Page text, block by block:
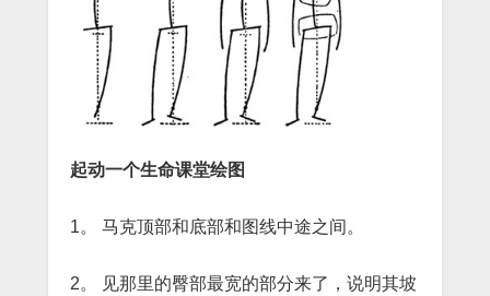
起动一个生命课堂绘图
1。 马克顶部和底部和图线中途之间。
2。
见那里的臀部最宽的部分来了，说明其坡